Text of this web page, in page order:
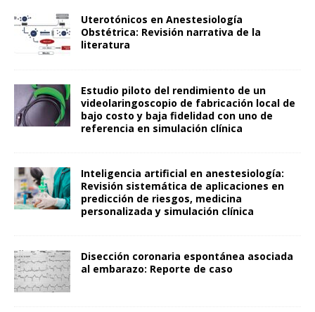
Uterotónicos en Anestesiología
Obstétrica: Revisión narrativa de la
literatura
Estudio piloto del rendimiento de un
videolaringoscopio de fabricación local de
bajo costo y baja fidelidad con uno de
referencia en simulación clínica
Inteligencia artificial en anestesiología:
Revisión sistemática de aplicaciones en
predicción de riesgos, medicina
personalizada y simulación clínica
Disección coronaria espontánea asociada
al embarazo: Reporte de caso